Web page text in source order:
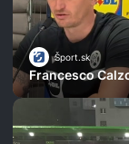
Šport.sk
Francesco